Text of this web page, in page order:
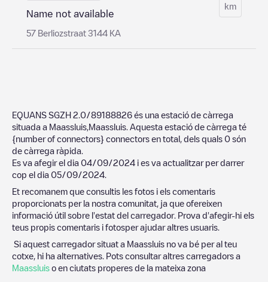
Name not available
57 Berliozstraat 3144 KA
km
EQUANS SGZH 2.0/89188826 és una estació de càrrega
situada a Maassluis Maassluis . Aquesta estació de càrrega té
{number of connectors} connectors en total, dels quals 0 són
de càrrega ràpida.
Es va afegir el dia 04/09/2024 i es va actualitzar per darrer
cop el dia 05/09/2024
Et recomanem que consultis les fotos i els comentaris
proporcionats per la nostra comunitat, ja que ofereixen
informació útil sobre l'estat del carregador. Prova d'afegir-hi els
teus propis comentaris i fotosper ajudar altres usuaris.
Si aquest carregador situat a Maassluis no va bé per al teu
cotxe, hi ha alternatives. Pots consultar altres carregadors a
Maassluis o en ciutats properes de la mateixa zona